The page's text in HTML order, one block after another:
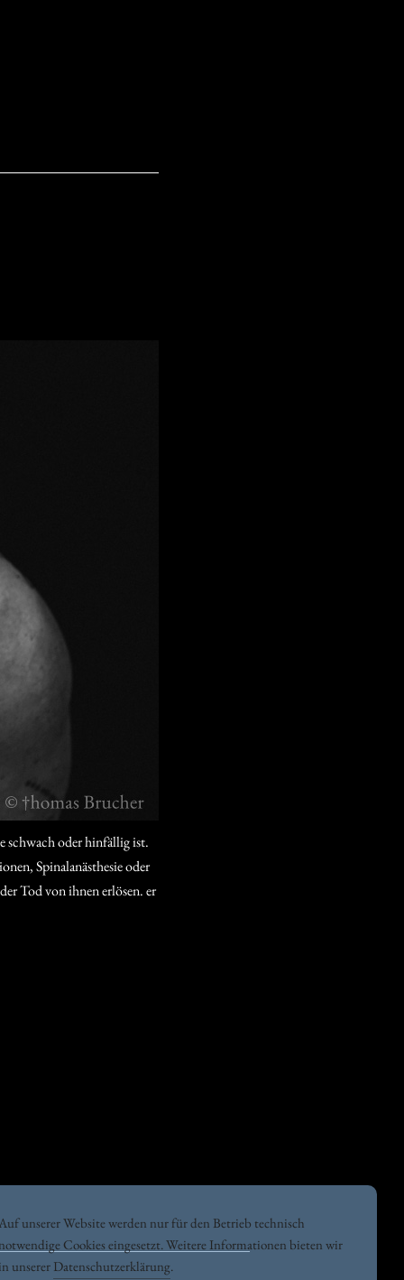
schwach oder hinfällig ist.
Spinalanästhesie oder
Tod von ihnen erlösen. er
unserer Website werden nur für den Betrieb technisch
Cookies eingesetzt. Weitere Informationen bieten wir
unserer Datenschutzerklärung.